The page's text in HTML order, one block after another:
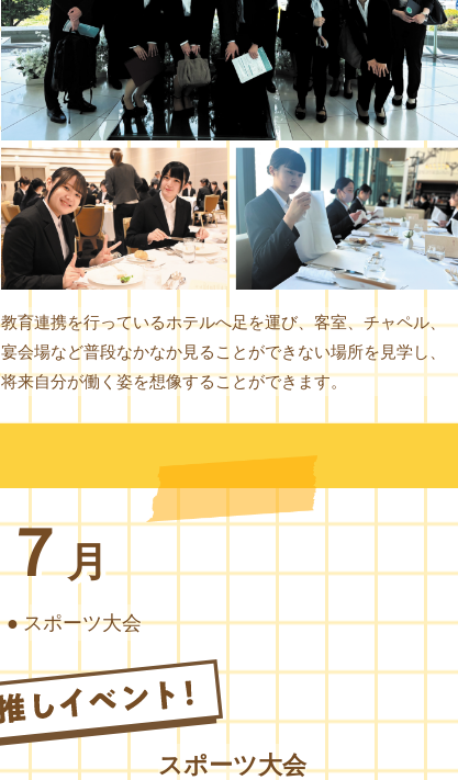
教育連携を行っているホテルへ足を運び、客室、チャペル、
宴会場など普段なかなか見ることができない場所を見学し、
将来自分が働く姿を想像することができます。
７月
スポーツ大会
スポーツ大会